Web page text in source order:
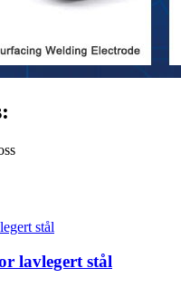
lavlegert stål